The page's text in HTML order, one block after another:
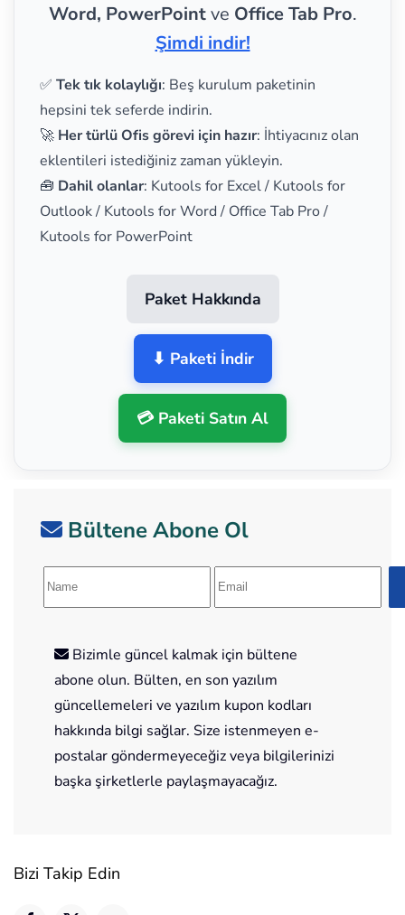
Word, PowerPointve Office Tab Pro.
Şimdi indir!
✅ Tek tık kolaylığı: Beş kurulum paketinin
hepsini tek seferde indirin.
🚀 Her türlü Ofis görevi için hazır: İhtiyacınız olan
eklentileri istediğiniz zaman yükleyin.
🧰 Dahil olanlar: Kutools for Excel / Kutools for
Outlook / Kutools for Word / Office Tab Pro /
Kutools for PowerPoint
Paket Hakkında
⬇ Paketi İndir
💳 Paketi Satın Al
Bültene Abone Ol
Bizimle güncel kalmak için bültene
abone olun. Bülten, en son yazılım
güncellemeleri ve yazılım kupon kodları
hakkında bilgi sağlar. Size istenmeyen e-
postalar göndermeyeceğiz veya bilgilerinizi
başka şirketlerle paylaşmayacağız.
Bizi Takip Edin